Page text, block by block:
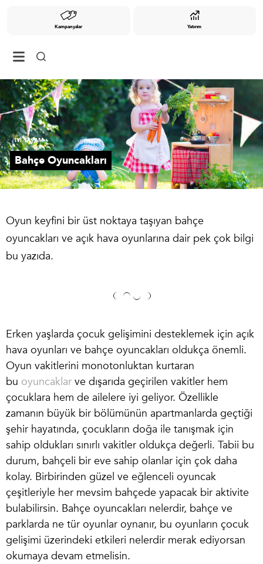
Kampanyalar Yatırım
İYİ YAŞAM
Bahçe Oyuncakları
Oyun keyfini bir üst noktaya taşıyan bahçe
oyuncakları ve açık hava oyunlarına dair pek çok bilgi
bu yazıda.
Erken yaşlarda çocuk gelişimini desteklemek için açık
hava oyunları ve bahçe oyuncakları oldukça önemli.
Oyun vakitlerini monotonluktan kurtaran
bu oyuncaklar ve dışarıda geçirilen vakitler hem
çocuklara hem de ailelere iyi geliyor. Özellikle
zamanın büyük bir bölümünün apartmanlarda geçtiği
şehir hayatında, çocukların doğa ile tanışmak için
sahip oldukları sınırlı vakitler oldukça değerli. Tabii bu
durum, bahçeli bir eve sahip olanlar için çok daha
kolay. Birbirinden güzel ve eğlenceli oyuncak
çeşitleriyle her mevsim bahçede yapacak bir aktivite
bulabilirsin. Bahçe oyuncakları nelerdir, bahçe ve
parklarda ne tür oyunlar oynanır, bu oyunların çocuk
gelişimi üzerindeki etkileri nelerdir merak ediyorsan
okumaya devam etmelisin.